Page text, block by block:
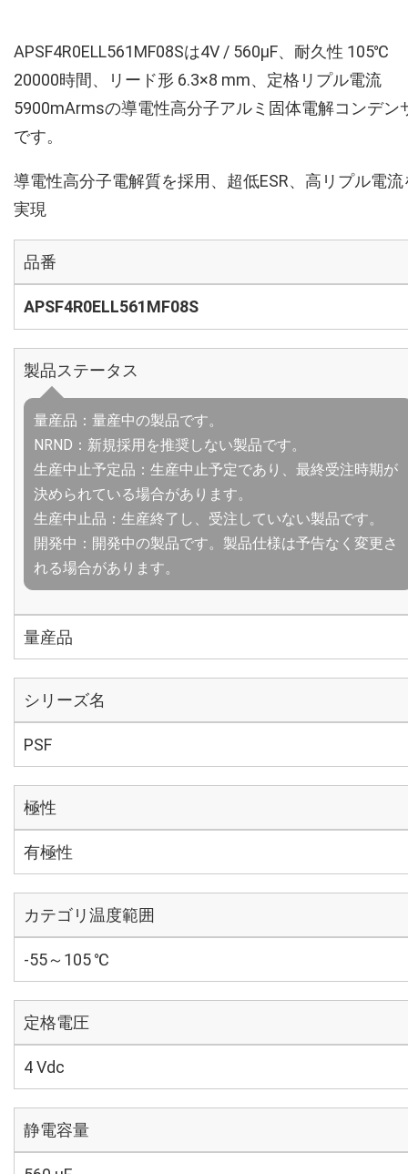
APSF4R0ELL561MF08Sは4V / 560µF、耐久性 105℃
20000時間、リード形 6.3×8 mm、定格リプル電流
5900mArmsの導電性高分子アルミ固体電解コンデン
です。
導電性高分子電解質を採用、超低ESR、高リプル電流
実現
品番
APSF4R0ELL561MF08S
製品ステータス
量産品：量産中の製品です。
NRND：新規採用を推奨しない製品です。
生産中止予定品：生産中止予定であり、最終受注時期が
決められている場合があります。
生産中止品：生産終了し、受注していない製品です。
開発中：開発中の製品です。製品仕様は予告なく変更さ
れる場合があります。
量産品
シリーズ名
PSF
極性
有極性
カテゴリ温度範囲
-55～105 ℃
定格電圧
4 Vdc
静電容量